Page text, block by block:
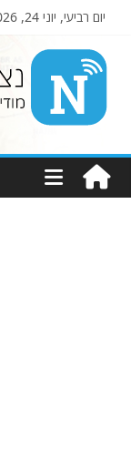
יום רביעי, יוני 24, 2026
מודיעין
מהמקורות